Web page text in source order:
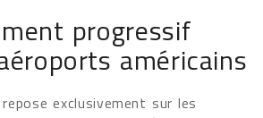
progressif
américains
exclusivement sur les